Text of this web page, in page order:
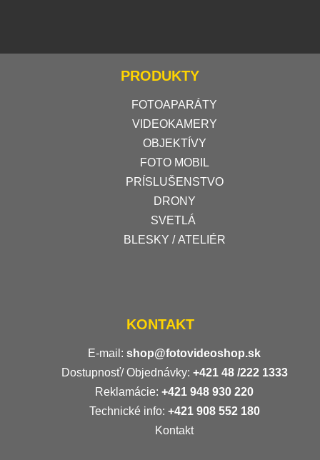
PRODUKTY
FOTOAPARÁTY
VIDEOKAMERY
OBJEKTÍVY
FOTO MOBIL
PRÍSLUŠENSTVO
DRONY
SVETLÁ
BLESKY / ATELIÉR
KONTAKT
E-mail: shop@fotovideoshop.sk
Dostupnosť/ Objednávky: +421 48 /222 1333
Reklamácie: +421 948 930 220
Technické info: +421 908 552 180
Kontakt